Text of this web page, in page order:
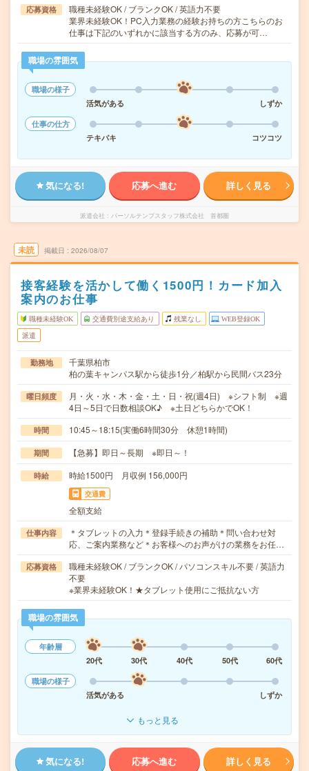
応募資格
職種未経験OK / ブランクOK / 英語力不要
業界未経験OK！PC入力業務の経験お持ちの方こちらのお
仕事は下記のいずれかに該当する方のみ、応募が可…
職場の雰囲気
職場の様子
活気がある
しずか
仕事の仕方
テキパキ
コツコツ
気になる! 応募へ進む 詳しく見る
派遣会社 パーソルテンプスタッフ株式会社 首都圏
未読 掲載日 2026/08/07
接客経験を活かして働く1500円！カード加入
案内のお仕事
職種未経験OK 交通費別途支給あり 残業なし WEB登録OK
派遣
勤務地
千葉県柏市
柏の葉キャンパス駅から徒歩1分／柏駅から民間バス23分
曜日頻度
月・火・水・木・金・土・日・祝(週4日) ※シフト制 ※週
4日～5日で日数相談OK♪ ※土日どちらかでOK！
時間 10:45～18:15(実働6時間30分 休憩1時間)
期間 【急募】即日～長期 ※即日～！
時給 時給1500円 月収例 156,000円
交通費
全額支給
仕事内容
＊タブレットの入力＊登録手続きの補助＊問い合わせ対
応、ご案内業務など＊お客様へのお声がけの業務をお任…
応募資格
職種未経験OK / ブランクOK / パソコンスキル不要 / 英語力
不要
※業界未経験OK！★タブレット使用にご抵抗ない方
職場の雰囲気
年齢層
20代
30代 40代 50代
60代
職場の様子
活気がある
しずか
もっと見る
気になる! 応募へ進む 詳しく見る